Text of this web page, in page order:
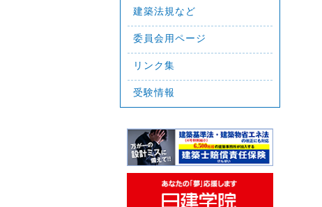
建築法規など
委員会用ページ
リンク集
受験情報